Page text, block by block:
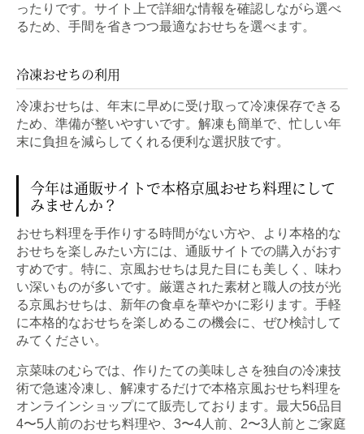
ったりです。サイト上で詳細な情報を確認しながら選べ
るため、手間を省きつつ最適なおせちを選べます。
冷凍おせちの利用
冷凍おせちは、年末に早めに受け取って冷凍保存できる
ため、準備が整いやすいです。解凍も簡単で、忙しい年
末に負担を減らしてくれる便利な選択肢です。
今年は通販サイトで本格京風おせち料理にして
みませんか？
おせち料理を手作りする時間がない方や、より本格的な
おせちを楽しみたい方には、通販サイトでの購入がおす
すめです。特に、京風おせちは見た目にも美しく、味わ
い深いものが多いです。厳選された素材と職人の技が光
る京風おせちは、新年の食卓を華やかに彩ります。手軽
に本格的なおせちを楽しめるこの機会に、ぜひ検討して
みてください。
京菜味のむらでは、作りたての美味しさを独自の冷凍技
術で急速冷凍し、解凍するだけで本格京風おせち料理を
オンラインショップにて販売しております。最大56品目
4〜5人前のおせち料理や、3〜4人前、2〜3人前とご家庭